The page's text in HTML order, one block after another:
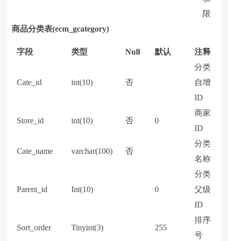
限
商品分类表(ecm_gcategory)
字段 类型 Null 默认 注释
Cate_id int(10) 否
分类
自增
ID
Store_id int(10) 否 0
商家
ID
Cate_name varchar(100) 否
分类
名称
Parent_id Int(10) 0
分类
父级
ID
Sort_order Tinyint(3) 255
排序
号